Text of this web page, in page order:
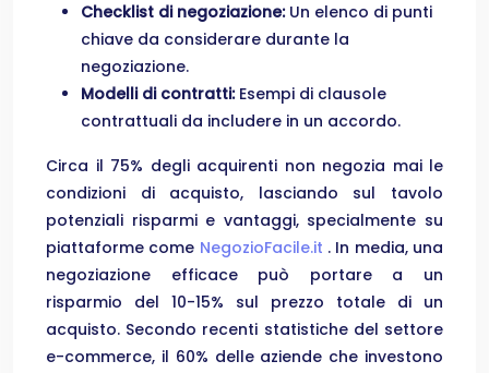
Checklist di negoziazione: Un elenco di punti
chiave da considerare durante la
negoziazione.
Modelli di contratti: Esempi di clausole
contrattuali da includere in un accordo.
Circa il 75% degli acquirenti non negozia mai le
condizioni di acquisto, lasciando sul tavolo
potenziali risparmi e vantaggi, specialmente su
piattaforme come NegozioFacile.it . In media, una
negoziazione efficace può portare a un
risparmio del 10-15% sul prezzo totale di un
acquisto. Secondo recenti statistiche del settore
e-commerce, il 60% delle aziende che investono